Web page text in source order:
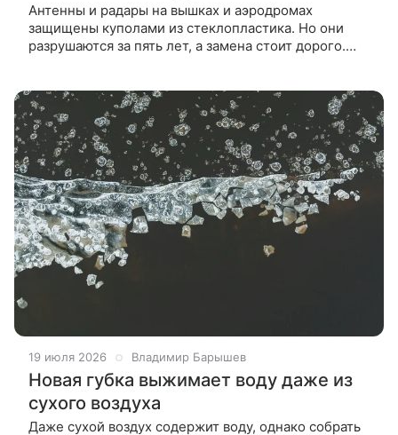
Антенны и радары на вышках и аэродромах
защищены куполами из стеклопластика. Но они
разрушаются за пять лет, а замена стоит дорого.
19 июля 2026 Владимир Барышев
Новая губка выжимает воду даже из
сухого воздуха
Даже сухой воздух содержит воду, однако собрать